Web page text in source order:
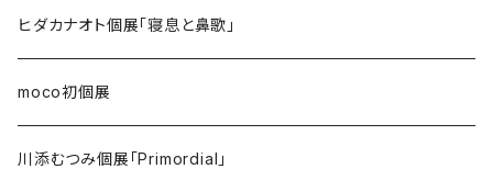
ヒダカナオト個展「寝息と鼻歌」
moco初個展
川添むつみ個展「Primordial」